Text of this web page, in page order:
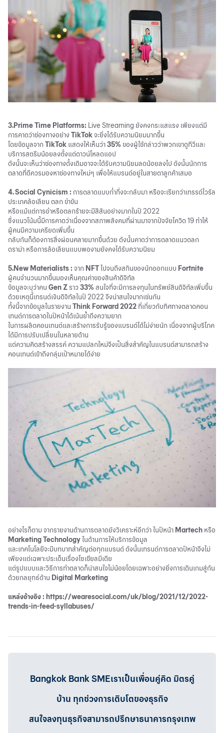
3.Prime Time Platforms: Live Streaming ยังคงกระแสแรง เพียงแต่มี
การคาดว่าช่องทางอย่าง TikTokจะยิ่งได้รับความนิยมมากขึ้น
โดยข้อมูลจาก TikTok แสดงให้เห็นว่า35% ของผู้ใช้กล่าวว่าพวกเขาดูทีวีและ
บริการสตรีมน้อยลงตั้งแต่ดาวน์โหลดแอป
ดังนั้นจะเห็นว่าช่องทางดั้งเดิมอาจจะได้รับความนิยมลดน้อยลงไป ดังนั้นนักการ
ตลาดที่ดีควรมองหาช่องทางใหม่ๆ เพื่อให้แบรนด์อยู่ในสายตาลูกค้าเสมอ
4. Social Cynicism : การตลาดแบบก่ำกึ่งจะกลับมา หรือจะเรียกว่าเทรรด์ไวรัล
ประเภคล้อเลียน ตลก ขำขัน
หรือแม้แต่การอำหรือตลกร้ายจะมีสีสันอย่างมากในปี 2022
ซึ่งแนวโน้มนี้มีการคาดว่าเนื่องจากสภาพสังคมที่ผ่านมาจากปัจจัยโควิด 19 ทำให้
ผู้คนมีความเครียดเพิ่มขึ้น
กลับกันก็ต้องการสิ่งผ่อนคลายมากขึ้นด้วย ดังนั้นคาดว่าการตลาดแนวตลก
ดราม่า หรือการล้อเลียนแบบพองามยังคงได้รับความนิยม
5.New Materialists : จาก NFTไปจนถึงสกินของนักออกแบบ Fortnite
ผู้คนจำนวนมากขึ้นมองเห็นคุณค่าของสินค้าดิจิทัล
ข้อมูลจะบุว่าคน Gen Z ราว33%สนใจที่จะมีการลงทุนในทรัพย์สินดิจิทัลเพิ่มขึ้น
ด้วยเหตุนี้เทรนด์เงินดิจิทัลในปี 2022 จึงน่าสนใจมากเช่นกัน
ทั้งนี้จากข้อมูลในรายงาน Think Forward 2022 ที่เกี่ยวกับทิศทางตลาดคอน
เทนต์การตลาดในปีหน้าได้เน้นย้ำถึงความยาก
ในการผลิตคอนเทนต์และสร้างการรับรู้ของแบรนด์ได้ไม่ง่ายนัก เนื่องจากผู้บริโภค
ได้มีการปรับเปลี่ยนในหลายด้าน
แต่ความคิดสร้างสรรค์ ความแปลกใหม่จึงเป็นสิ่งสำคัญในแบรนด์สามารถสร้าง
คอนเทนต์เข้าถึงกลุ่มเป้าหมายได้ง่าย
อย่างไรก็ตาม จากรายงานด้านการตลาดยังวิเคราะห์อีกว่า ในปีหน้า Martech หรือ
MarketingTechnologyในด้านการให้บริการข้อมูล
และเทคโนโลยีจะมีบทบาทสำคัญต่อทุกแบรนด์ ดังนั้นเทรนด์การตลาดปีหน้าจึงไม่
เพียงแต่เฉพาะประเด็นเรื่องโซเชียลมีเดีย
แต่รูปแบบและวิธีการทำตลาดก็น่าสนใจไม่น้อยโดยเฉพาะอย่างยิ่งการเดินเกมสู่กัน
ด้วยกลยุทธ์ด้าน Digital Marketing
แหล่งอ้างอิง : https://wearesocial.com/uk/blog/2021/12/2022-
trends-in-feed-syllabuses/
Bangkok Bank SMEเราเป็นเพื่อนคู่คิด มิตรคู่
บ้าน ทุกช่วงการเติบโตของธุรกิจ
สนใจลงทุนธุรกิจสามารถปรึกษาธนาคารกรุงเทพ